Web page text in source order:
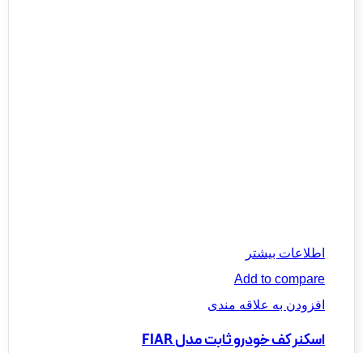
اطلاعات بیشتر
Add to compare
افزودن به علاقه مندی
اسکنر کف خودرو ثابت مدل FIAR